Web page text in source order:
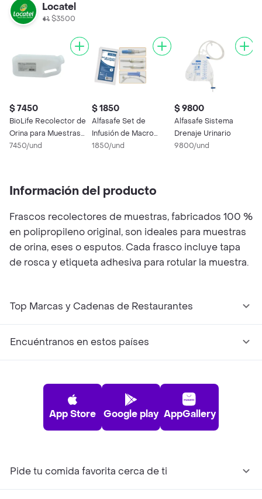
Locatel
$3500
$ 7450
BioLife Recolector de
Orina para Muestras
24 Horas
7450/und
$ 1850
Alfasafe Set de
Infusión de Macro
Goteo
1850/und
$ 9800
Alfasafe Sistema
Drenaje Urinario
9800/und
Información del producto
Frascos recolectores de muestras, fabricados 100 %
en polipropileno original, son ideales para muestras
de orina, eses o esputos. Cada frasco incluye tapa
de rosca y etiqueta adhesiva para rotular la muestra.
Top Marcas y Cadenas de Restaurantes
Encuéntranos en estos países
App Store Google play AppGallery
Pide tu comida favorita cerca de ti